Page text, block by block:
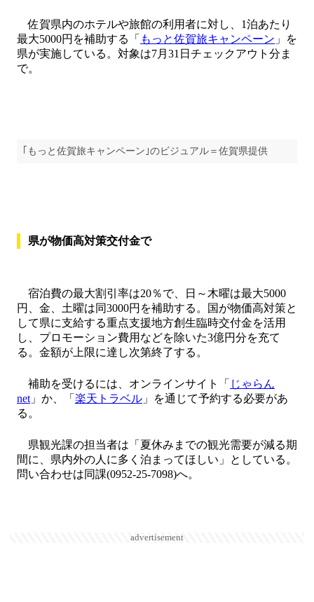
佐賀県内のホテルや旅館の利用者に対し、1泊あたり
最大5000円を補助する「 もっと佐賀旅キャンペーン 」を
県が実施している。対象は7月31日チェックアウト分ま
で。
｢もっと佐賀旅キャンペーン｣のビジュアル＝佐賀県提供
県が物価高対策交付金で
宿泊費の最大割引率は20％で、日～木曜は最大5000
円、金、土曜は同3000円を補助する。国が物価高対策と
して県に支給する重点支援地方創生臨時交付金を活用
し、プロモーション費用などを除いた3億円分を充て
る。金額が上限に達し次第終了する。
補助を受けるには、オンラインサイト「 じゃらん
net 」か、「 楽天トラベル 」を通じて予約する必要があ
る。
県観光課の担当者は「夏休みまでの観光需要が減る期
間に、県内外の人に多く泊まってほしい」としている。
問い合わせは同課(0952-25-7098)へ。
advertisement